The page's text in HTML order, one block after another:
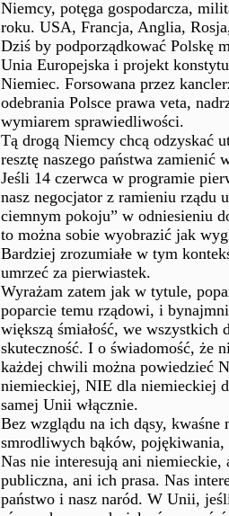
Niemcy, potęga gospodarcza,
roku. USA, Francja, Anglia,
Dziś by podporządkować Polskę
Unia Europejska i projekt
Niemiec. Forsowana przez
odebrania Polsce prawa veta,
wymiarem sprawiedliwości.
Tą drogą Niemcy chcą odzyskać
resztę naszego państwa zamienić
Jeśli 14 czerwca w programie
nasz negocjator z ramieniu rządu
ciemnym pokoju” w odniesieniu
to można sobie wyobrazić jak
Bardziej zrozumiałe w tym
umrzeć za pierwiastek.
Wyrażam zatem jak w tytule,
poparcie temu rządowi, i
większą śmiałość, we wszystkich
skuteczność. I o świadomość, że
każdej chwili można powiedzieć
niemieckiej, NIE dla niemieckiej
samej Unii włącznie.
Bez wzglądu na ich dąsy,
smrodliwych bąków, pojękiwania,
Nas nie interesują ani
publiczna, ani ich prasa. Nas
państwo i nasz naród. W Unii,